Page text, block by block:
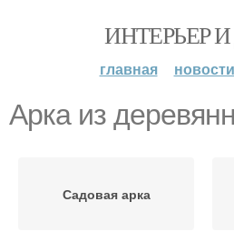
ИНТЕРЬЕР
главная новости
Арка из
Садовая арка